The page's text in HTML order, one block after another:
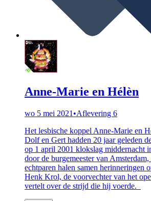
Anne-Marie en Hélèn
wo 5 mei 2021 •Aflevering 6
Het lesbische koppel Anne-Marie en
Dolf en Gert hadden 20 jaar geleden
op 1 april 2001 klokslag middernacht
door de burgemeester van
echtparen halen samen herinneringen
Henk Krol, de voorvechter van het
vertelt over de strijd die hij voerde.